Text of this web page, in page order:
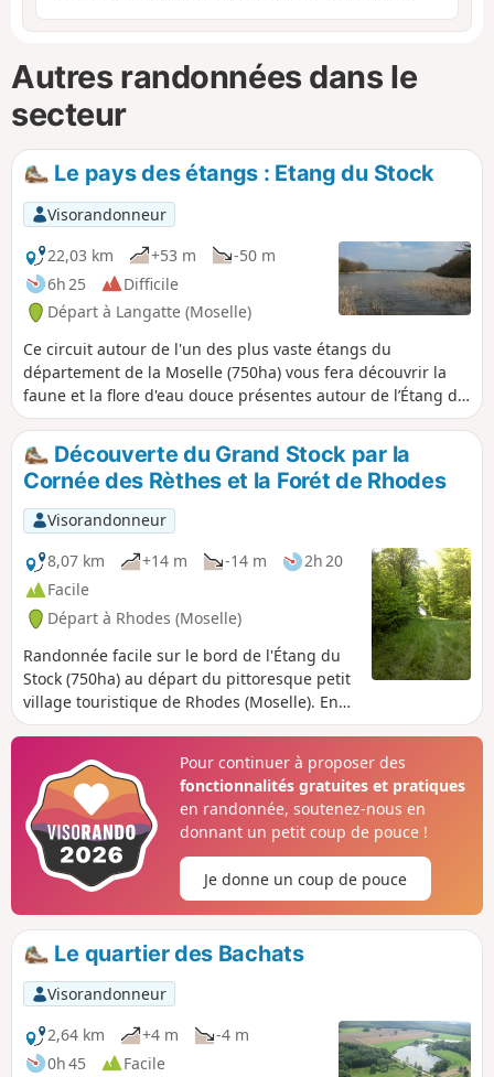
Autres randonnées dans le
secteur
Le pays des étangs : Etang du Stock
Visorandonneur
22,03 km
+53 m
-50 m
6h 25
Difficile
Départ à Langatte (Moselle)
Ce circuit autour de l'un des plus vaste étangs du
département de la Moselle (750ha) vous fera découvrir la
faune et la flore d'eau douce présentes autour de l’Étang du
Stock.
Découverte du Grand Stock par la
Cornée des Rèthes et la Forét de Rhodes
Visorandonneur
8,07 km
+14 m -14 m
2h 20
Facile
Départ à Rhodes (Moselle)
Randonnée facile sur le bord de l'Étang du
Stock (750ha) au départ du pittoresque petit
village touristique de Rhodes (Moselle). En
passant au milieu des roseaux et des belles
pourrez apercevoir les voiliers et bateaux à
moteur qui sillonnent l'étang les beaux jours
d'été.
Pour continuer à proposer des
fonctionnalités gratuites et pratiques
en randonnée, soutenez-nous en
donnant un petit coup de pouce !
Je donne un coup de pouce
Le quartier des Bachats
Visorandonneur
2,64 km
+4 m
-4 m
0h 45
Facile